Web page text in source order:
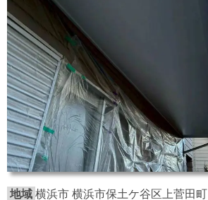
地域 横浜市 横浜市保土ケ谷区上菅田町